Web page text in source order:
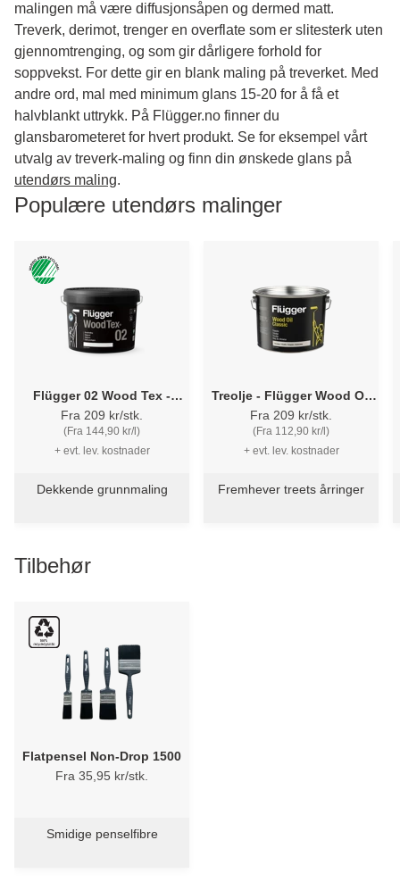
malingen må være diffusjonsåpen og dermed matt.
Treverk, derimot, trenger en overflate som er slitesterk uten
gjennomtrenging, og som gir dårligere forhold for
soppvekst. For dette gir en blank maling på treverket. Med
andre ord, mal med minimum glans 15-20 for å få et
halvblankt uttrykk. På Flügger.no finner du
glansbarometeret for hvert produkt. Se for eksempel vårt
utvalg av treverk-maling og finn din ønskede glans på
utendørs maling.
Populære utendørs malinger
Flügger 02 Wood Tex -
pigmentert vannbasert
tregrunning
Fra 209 kr/stk.
(Fra 144,90 kr/l)
+ evt. lev. kostnader
Dekkende grunnmaling
Treolje - Flügger Wood Oil
Classic
Fra 209 kr/stk.
(Fra 112,90 kr/l)
+ evt. lev. kostnader
Fremhever treets årringer
Tilbehør
Flatpensel Non-Drop 1500
Fra 35,95 kr/stk.
Smidige penselfibre